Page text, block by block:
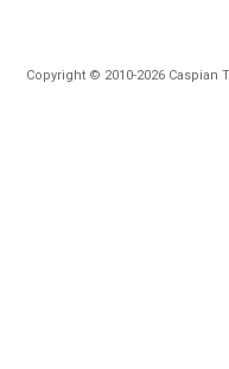
Copyright © 2010-2026 Caspian